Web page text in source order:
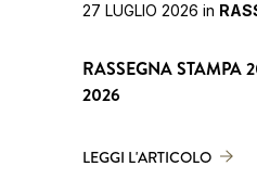
27 LUGLIO 2026 in
RASSEGNA STAMPA
2026
LEGGI L'ARTICOLO